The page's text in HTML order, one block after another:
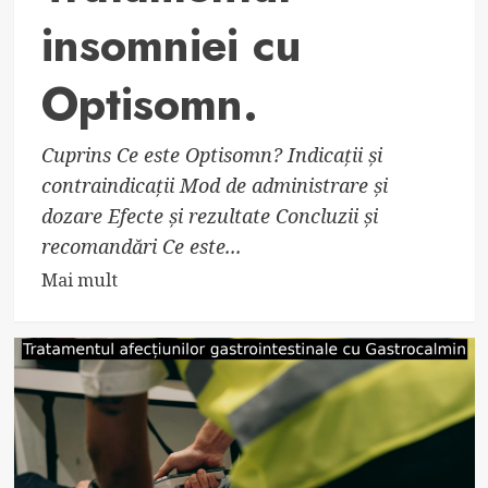
insomniei cu
Optisomn.
Cuprins Ce este Optisomn? Indicații și
contraindicații Mod de administrare și
dozare Efecte și rezultate Concluzii și
recomandări Ce este...
Mai multRead
about
Tratamentul
insomniei
cu
Optisomn.